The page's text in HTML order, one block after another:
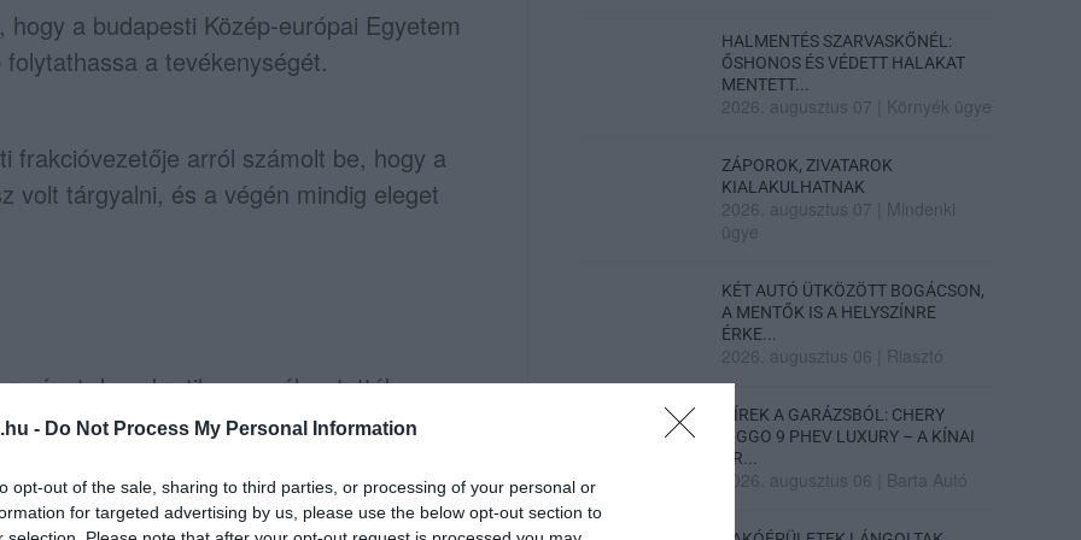
- Do Not Process My Personal Information
opt-out of the sale, sharing to third parties, or processing of your personal or
for targeted advertising by us, please use the below opt-out section to
a budapesti Közép-európai Egyetem
a tevékenységét.
frakcióvezetője arról számolt be, hogy a
volt tárgyalni, és a végén mindig eleget
demokratikusan választották meg,
joga van ahhoz, hogy bemutassa
az Európai Bizottság
HALMENTÉS SZARVASKŐNÉL:
ŐSHONOS ÉS VÉDETT HALAKAT
MENTETT...
2026. augusztus 07 Környék ügye
ZÁPOROK, ZIVATAROK
KIALAKULHATNAK
2026. augusztus 07
Mindenki
ügye
KÉT AUTÓ ÜTKÖZÖTT BOGÁCSON,
A MENTŐK IS A HELYSZÍNRE
ÉRKE...
2026. augusztus 06 Riasztó
HÍREK A GARÁZSBÓL: CHERY
TIGGO 9 PHEV LUXURY – A KÍNAI
PR...
2026. augusztus 06 Barta Autó